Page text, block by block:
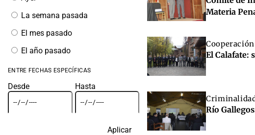
por
fechaLa semana pasada
El mes pasado
El año pasado
ENTRE FECHAS ESPECÍFICAS
Desde Hasta
Aplicar
Materia
El Calafate:
Río